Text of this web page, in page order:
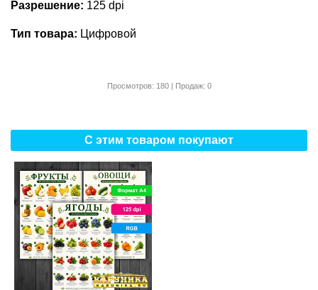
Разрешение: 125 dpi
Тип товара: Цифровой
Просмотров: 180 | Продаж: 0
С этим товаром покупают